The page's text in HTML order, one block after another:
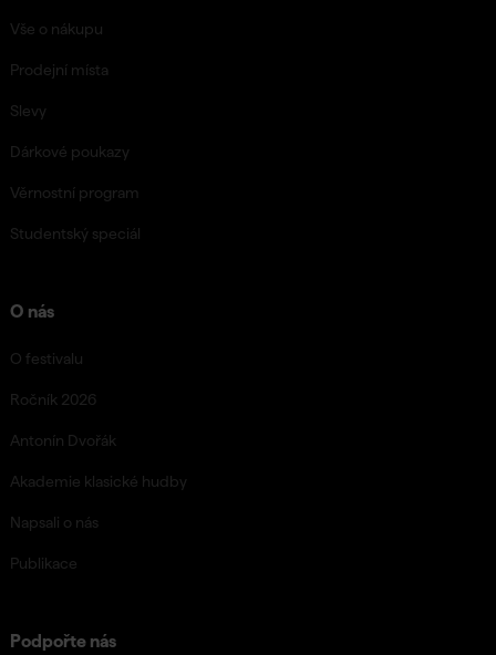
Vše o nákupu
Prodejní místa
Slevy
Dárkové poukazy
Věrnostní program
Studentský speciál
O nás
O festivalu
Ročník 2026
Antonín Dvořák
Akademie klasické hudby
Napsali o nás
Publikace
Podpořte nás